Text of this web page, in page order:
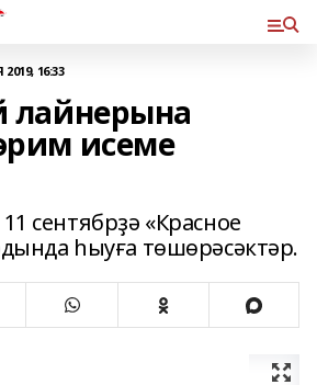
16:33
лайнерына
исеме
сентябрҙә «Красное
һыуға төшөрәсәктәр.